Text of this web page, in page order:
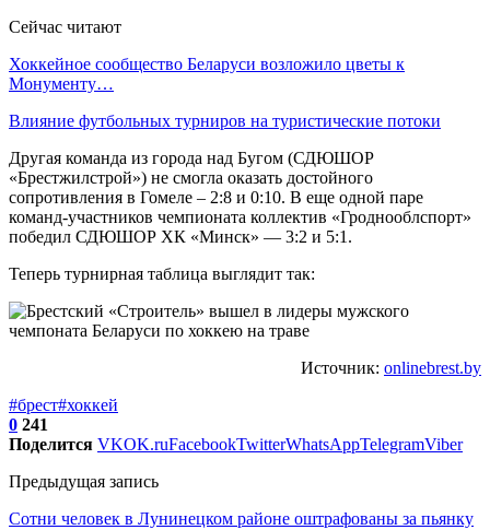
Сейчас читают
Хоккейное сообщество Беларуси возложило цветы к
Монументу…
Влияние футбольных турниров на туристические потоки
Другая команда из города над Бугом (СДЮШОР
«Брестжилстрой») не смогла оказать достойного
сопротивления в Гомеле – 2:8 и 0:10. В еще одной паре
команд-участников чемпионата коллектив «Гроднооблспорт»
победил СДЮШОР ХК «Минск» — 3:2 и 5:1.
Теперь турнирная таблица выглядит так:
Источник: onlinebrest.by
#брест#хоккей
0 241
Поделится VKOK.ruFacebookTwitterWhatsAppTelegramViber
Предыдущая запись
Сотни человек в Лунинецком районе оштрафованы за пьянку